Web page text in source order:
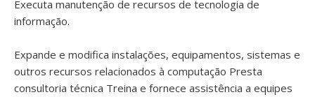
Executa manutenção de recursos de tecnologia de
informação.
Expande e modifica instalações, equipamentos, sistemas e
outros recursos relacionados à computação Presta
consultoria técnica Treina e fornece assistência a equipes